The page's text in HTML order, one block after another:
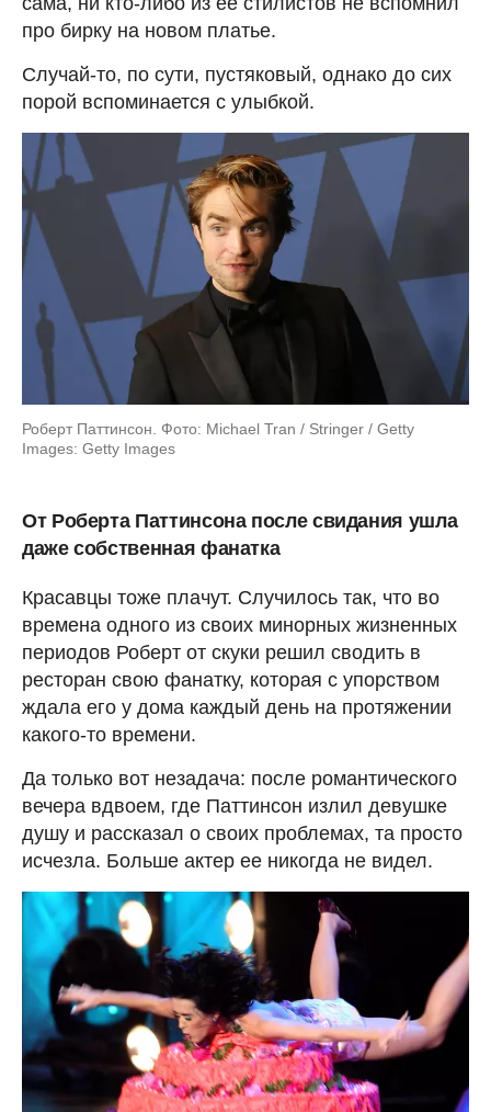
про бирку на новом платье.
Случай-то, по сути, пустяковый, однако до сих
порой вспоминается с улыбкой.
Роберт Паттинсон. Фото: Michael Tran / Stringer / Getty
Images: Getty Images
От Роберта Паттинсона после свидания ушла
даже собственная фанатка
Красавцы тоже плачут. Случилось так, что во
времена одного из своих минорных жизненных
периодов Роберт от скуки решил сводить в
ресторан свою фанатку, которая с упорством
ждала его у дома каждый день на протяжении
какого-то времени.
Да только вот незадача: после романтического
вечера вдвоем, где Паттинсон излил девушке
душу и рассказал о своих проблемах, та просто
исчезла. Больше актер ее никогда не видел.